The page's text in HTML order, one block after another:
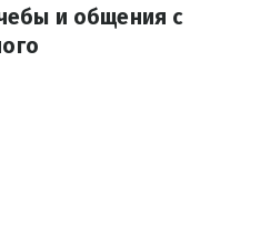
и общения с